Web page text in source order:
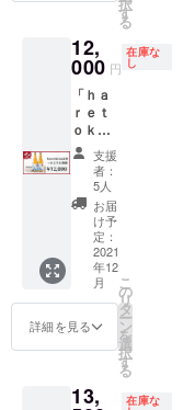
砂糖、
昆布
とおが
らし)
／調
味料
（アミ
ノ酸
等）、
酸味
料、着
色料
（カラ
内容
量：
150g 保
法：－
ぼりた
酒≫ 酒
米：五
百万石
（燕市
産：ひ
うら農
場） 精
米歩
合：６
０％
（純米
吟醸規
格） ア
ルコー
ル度
数：１
７度
しない
きゅう
（本町
そ菜出
荷組
合）
②「菌
床しい
たけ」
（しい
たけ新
六）
名
称：
しょう
ゆ漬け
(刻み)
原材
料：
きゅう
り（新
市
・燕市
特産物
の食材
を使
用。
①「も
とまち
きゅう
り」
（本町
そ菜出
荷組
合）
②「菌
床しい
たけ」
（しい
たけ新
六）
称：
コー
ティン
グされ
た金属
製の酒
器。表
季節を
感じる
様々な
柄を施
し、お
よそ
16℃以
下の冷
たい液
体を入
れると
柄が色
掛けの
酒器で
と燕市
産五百
万石が
造り出
す日本
酒を是
非お試
しくだ
さい。
≪昆布
カッパ
１５０
g≫ 燕
市名産
に使用
し、家
卓に欠
かせな
リとし
たのど
越し
で、和
洋中の
食中酒
として
最適で
す。 パ
ワース
ポット
でもあ
る弥彦
山の水
と燕市
万石が
造り出
非お試
米歩
合：６
（純米
吟醸規
格） ア
ルコー
ル度
数：１
７度
（目標
値） 五
百万石
ならで
はの、
旨味を
感じら
リとし
￥9,500
≪清
酒 ｈ
ａｒｅ
ｔｏｋ
ｅ 純
米吟
醸 し
ぼりた
て生原
酒≫ 酒
米：五
百万石
（燕市
産：ひ
うら農
場） 精
（純米
ぼりた
酒」７
２０
ml：１
本 ・
「まど
ろむ酒
器
桜」
（株式
会社新
越ワー
ス）：
１ケ ・
「昆布
カッパ
１５０
製）：
す
る
12,
000 円
在庫な
し
「ｈａ
ｒｅｔ
ｏｋ
ｅ」２
本″まど
ろむ酒
器″セッ
ト 【内
容】 ・
「清
酒 ｈ
ａｒｅ
ｔｏｋ
ｅ 純
米吟
醸 し
て生原
支援
者：
5人
お届
け予
定：
2021
年12
月
詳細を見る
こ
の
リ
タ
ー
ン
を
選
択
す
る
13, 在庫な